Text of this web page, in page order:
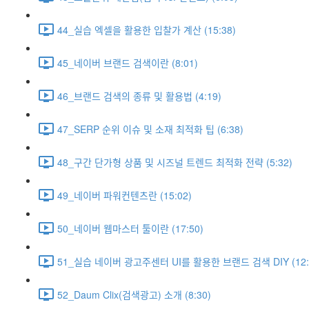
44_실습 엑셀을 활용한 입찰가 계산 (15:38)
45_네이버 브랜드 검색이란 (8:01)
46_브랜드 검색의 종류 및 활용법 (4:19)
47_SERP 순위 이슈 및 소재 최적화 팁 (6:38)
48_구간 단가형 상품 및 시즈널 트렌드 최적화 전략 (5:32)
49_네이버 파워컨텐츠란 (15:02)
50_네이버 웹마스터 툴이란 (17:50)
51_실습 네이버 광고주센터 UI를 활용한 브랜드 검색 DIY
52_Daum Clix(검색광고) 소개 (8:30)